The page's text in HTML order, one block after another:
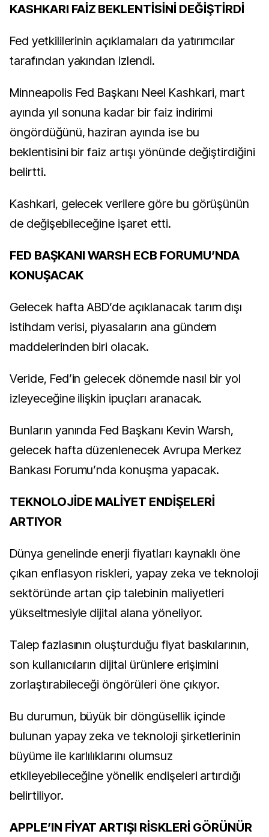
KASHKARI FAİZ BEKLENTİSİNİ DEĞİŞTİRDİ
Fed yetkililerinin açıklamaları da yatırımcılar
tarafından yakından izlendi.
Minneapolis Fed Başkanı Neel Kashkari, mart
ayında yıl sonuna kadar bir faiz indirimi
öngördüğünü, haziran ayında ise bu
beklentisini bir faiz artışı yönünde değiştirdiğini
belirtti.
Kashkari, gelecek verilere göre bu görüşünün
de değişebileceğine işaret etti.
FED BAŞKANI WARSH ECB FORUMU’NDA
KONUŞACAK
Gelecek hafta ABD’de açıklanacak tarım dışı
istihdam verisi, piyasaların ana gündem
maddelerinden biri olacak.
Veride, Fed’in gelecek dönemde nasıl bir yol
izleyeceğine ilişkin ipuçları aranacak.
Bunların yanında Fed Başkanı Kevin Warsh,
gelecek hafta düzenlenecek Avrupa Merkez
Bankası Forumu’nda konuşma yapacak.
TEKNOLOJİDE MALİYET ENDİŞELERİ
ARTIYOR
Dünya genelinde enerji fiyatları kaynaklı öne
çıkan enflasyon riskleri, yapay zeka ve teknoloji
sektöründe artan çip talebinin maliyetleri
yükseltmesiyle dijital alana yöneliyor.
Talep fazlasının oluşturduğu fiyat baskılarının,
son kullanıcıların dijital ürünlere erişimini
zorlaştırabileceği öngörüleri öne çıkıyor.
Bu durumun, büyük bir döngüsellik içinde
bulunan yapay zeka ve teknoloji şirketlerinin
büyüme ile karlılıklarını olumsuz
etkileyebileceğine yönelik endişeleri artırdığı
belirtiliyor.
APPLE’IN FİYAT ARTIŞI RİSKLERİ GÖRÜNÜR